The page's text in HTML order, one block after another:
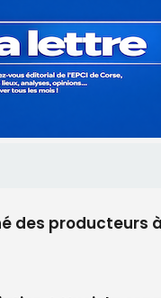
des producteurs à
A Nuciola
étoiles
Argentin au